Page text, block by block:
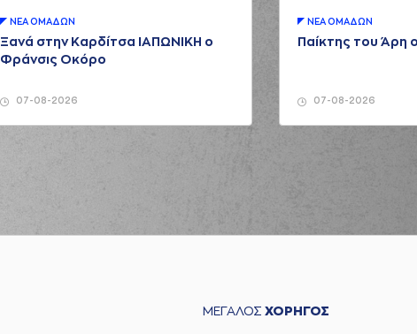
07-08-2026
ΝΕA ΟΜAΔΩΝ
Ξανά στην Καρδίτσα ΙΑΠΩΝΙΚΗ ο
Φράνσις Οκόρο
07-08-2026
ΝΕA ΟΜAΔΩΝ
Παίκτης του Άρη
ΜΕΓΑΛΟΣ ΧΟΡΗΓΟΣ